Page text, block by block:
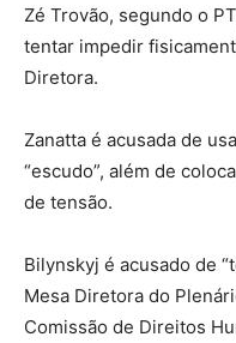
Zé Trovão, segundo o
tentar impedir
Diretora.
Zanatta é acusada de
“escudo”, além de
de tensão.
Bilynskyj é acusado de
Mesa Diretora do
Comissão de Direitos